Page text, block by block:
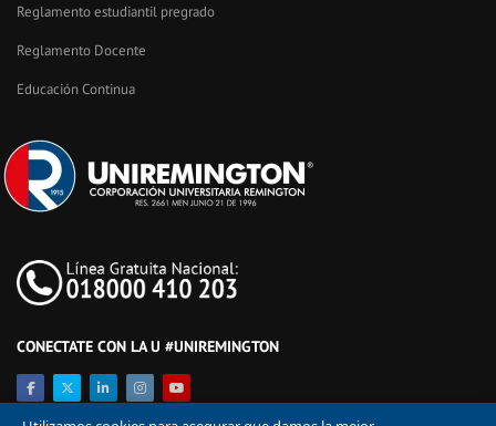
Reglamento estudiantil pregrado
Reglamento Docente
Educación Continua
CONECTATE CON LA U #UNIREMINGTON